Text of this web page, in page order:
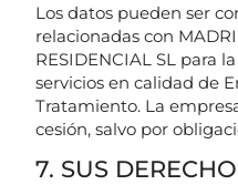
Los datos pueden ser
relacionadas con
RESIDENCIAL SL para
servicios en calidad de
Tratamiento. La
cesión, salvo por
7. SUS